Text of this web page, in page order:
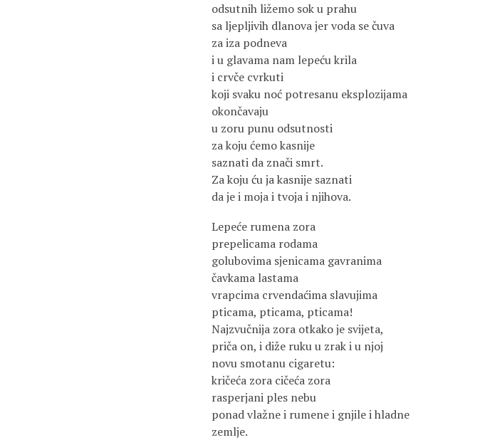
odsutnih ližemo sok u prahu
sa ljepljivih dlanova jer voda se čuva
za iza podneva
i u glavama nam lepeću krila
i crvče cvrkuti
koji svaku noć potresanu eksplozijama
okončavaju
u zoru punu odsutnosti
za koju ćemo kasnije
saznati da znači smrt.
Za koju ću ja kasnije saznati
da je i moja i tvoja i njihova.
Lepeće rumena zora
prepelicama rodama
golubovima sjenicama gavranima
čavkama lastama
vrapcima crvendaćima slavujima
pticama, pticama, pticama!
Najzvučnija zora otkako je svijeta,
priča on, i diže ruku u zrak i u njoj
novu smotanu cigaretu:
kričeća zora cičeća zora
rasperjani ples nebu
ponad vlažne i rumene i gnjile i hladne
zemlje.